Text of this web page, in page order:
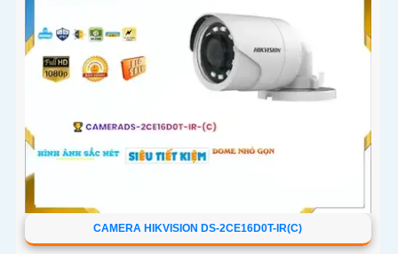
CAMERA HIKVISION DS-2CE16D0T-IR(C)